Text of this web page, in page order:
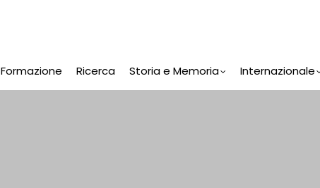
Formazione Ricerca Storia e Memoria Internazionale